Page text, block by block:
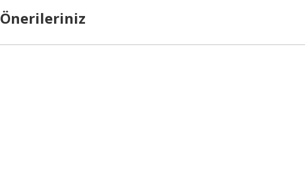
Önerileriniz